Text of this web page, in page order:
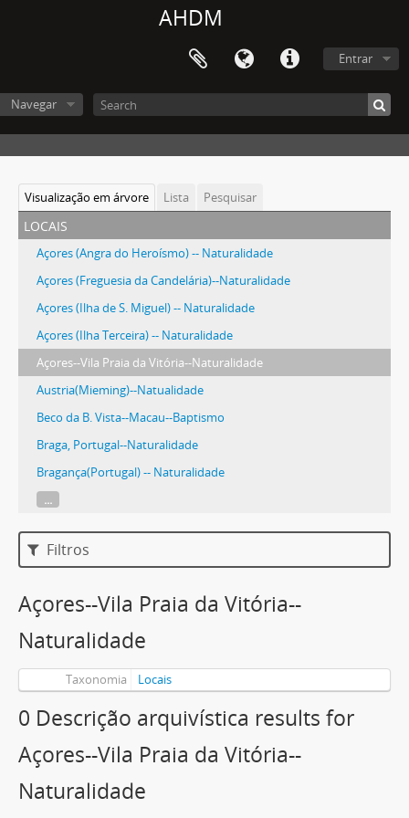
AHDM
Entrar
Navegar
Visualização em árvore Lista Pesquisar
locais
Açores (Angra do Heroísmo) -- Naturalidade
Açores (Freguesia da Candelária)--Naturalidade
Açores (Ilha de S. Miguel) -- Naturalidade
Açores (Ilha Terceira) -- Naturalidade
Açores--Vila Praia da Vitória--Naturalidade
Austria(Mieming)--Natualidade
Beco da B. Vista--Macau--Baptismo
Braga, Portugal--Naturalidade
Bragança(Portugal) -- Naturalidade
...
Filtros
Açores--Vila Praia da Vitória--
Naturalidade
Taxonomia Locais
0 Descrição arquivística results for
Açores--Vila Praia da Vitória--
Naturalidade